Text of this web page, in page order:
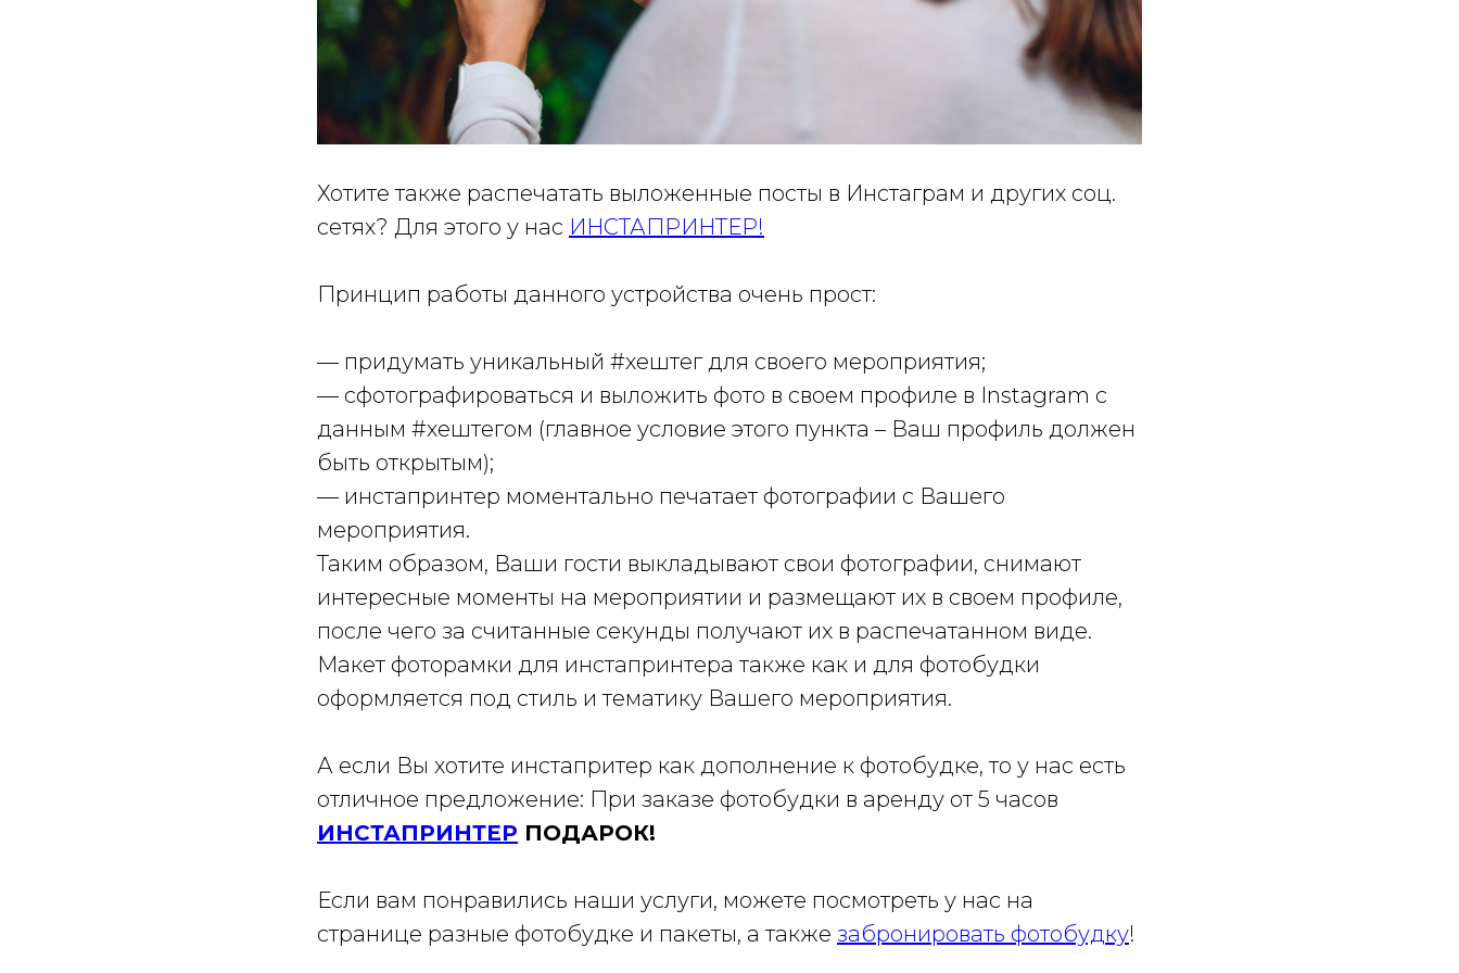
Хотите также распечатать выложенные посты в Инстаграм и других соц.
сетях? Для этого у нас ИНСТАПРИНТЕР!
Принцип работы данного устройства очень прост:
— придумать уникальный #хештег для своего мероприятия;
— сфотографироваться и выложить фото в своем профиле в Instagram с
данным #хештегом (главное условие этого пункта – Ваш профиль должен
быть открытым);
— инстапринтер моментально печатает фотографии с Вашего
мероприятия.
Таким образом, Ваши гости выкладывают свои фотографии, снимают
интересные моменты на мероприятии и размещают их в своем профиле,
после чего за считанные секунды получают их в распечатанном виде.
Макет фоторамки для инстапринтера также как и для фотобудки
оформляется под стиль и тематику Вашего мероприятия.
А если Вы хотите инстапритер как дополнение к фотобудке, то у нас есть
отличное предложение: При заказе фотобудки в аренду от 5 часов
ИНСТАПРИНТЕР ПОДАРОК!
Если вам понравились наши услуги, можете посмотреть у нас на
странице разные фотобудке и пакеты, а также забронировать фотобудку!